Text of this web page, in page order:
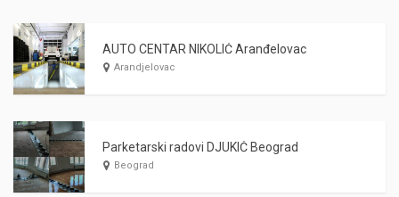
AUTO CENTAR NIKOLIĆ Aranđelovac
Arandjelovac
Parketarski radovi DJUKIĆ Beograd
Beograd